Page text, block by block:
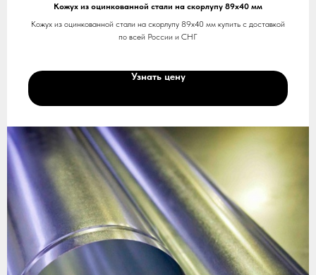
Кожух из оцинкованной стали на скорлупу 89х40 мм
Кожух из оцинкованной стали на скорлупу 89х40 мм купить с доставкой
по всей России и СНГ
Узнать цену